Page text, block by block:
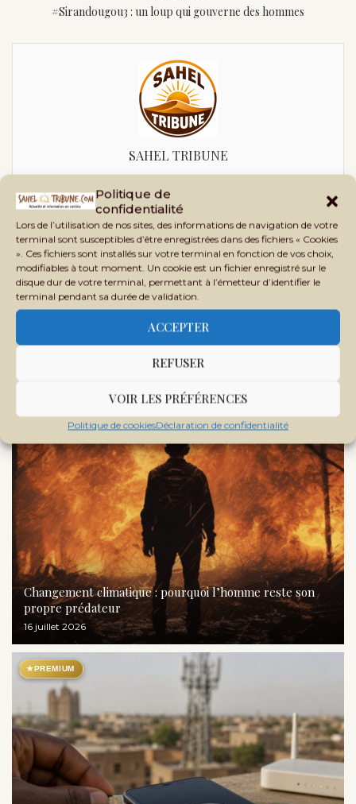
Politique de
confidentialité
Lors de l’utilisation de nos sites, des informations de navigation de votre
terminal sont susceptibles d’être enregistrées dans des fichiers « Cookies
». Ces fichiers sont installés sur votre terminal en fonction de vos choix,
modifiables à tout moment. Un cookie est un fichier enregistré sur le
disque dur de votre terminal, permettant à l’émetteur d’identifier le
terminal pendant sa durée de validation.
ACCEPTER
REFUSER
VOIR LES PRÉFÉRENCES
Politique de cookiesDéclaration de confidentialité
#Sirandougou3 : un loup qui gouverne des hommes
SAHEL TRIBUNE
d’analyses, d’enquêtes et de vérification des faits,
crée en 2020 au Mali, sous le nom Phileingora. C’est
en 2021 que ce nom bascule vers Sahel Tribune afin
d’offrir un contenu plus adapté à nos lecteurs et
partenaires.
Changement climatique : pourquoi l’homme reste son
propre prédateur
16 juillet 2026
★PREMIUM